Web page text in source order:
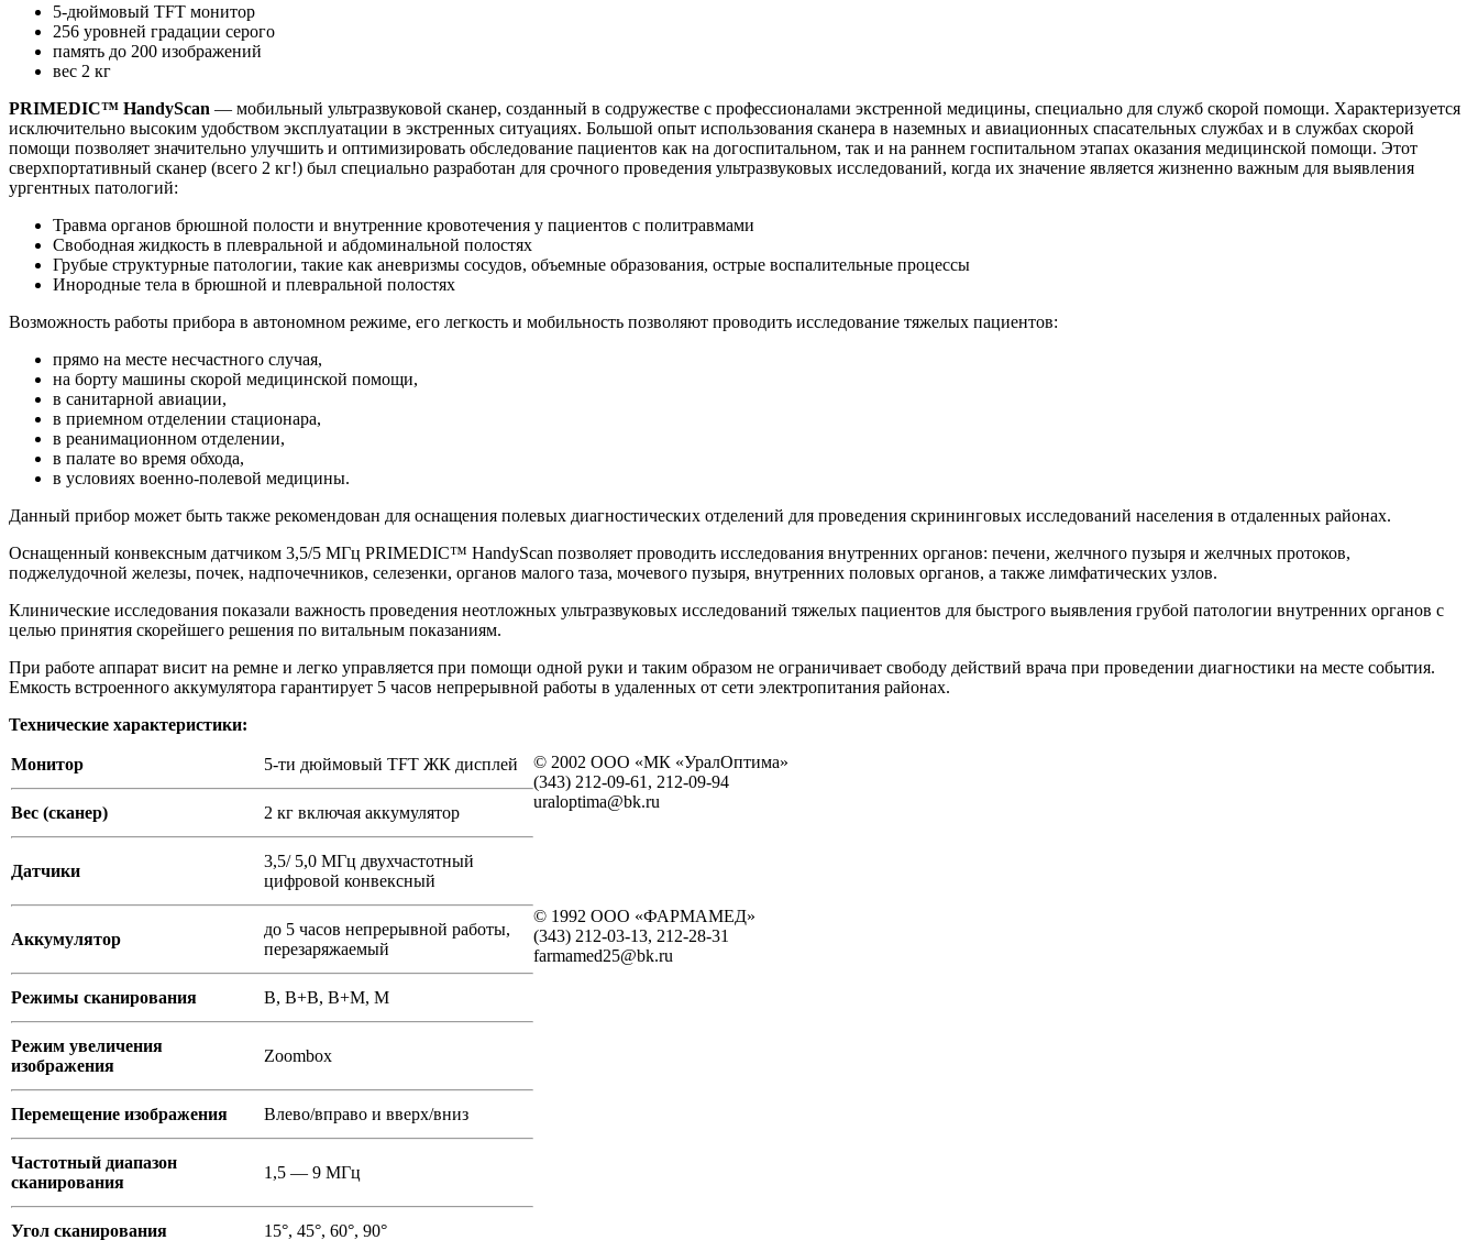
5-дюймовый ТFТ монитор
256 уровней градации серого
память до 200 изображений
вес 2 кг
PRIMEDIC™ HandyScan — мобильный ультразвуковой сканер, созданный в содружестве с профессионалами экстренной медицины, специально для служб скорой помощи. Характеризуется
исключительно высоким удобством эксплуатации в экстренных ситуациях. Большой опыт использования сканера в наземных и авиационных спасательных службах и в службах скорой
помощи позволяет значительно улучшить и оптимизировать обследование пациентов как на догоспитальном, так и на раннем госпитальном этапах оказания медицинской помощи. Этот
сверхпортативный сканер (всего 2 кг!) был специально разработан для срочного проведения ультразвуковых исследований, когда их значение является жизненно важным для выявления
ургентных патологий:
Травма органов брюшной полости и внутренние кровотечения у пациентов с политравмами
Свободная жидкость в плевральной и абдоминальной полостях
Грубые структурные патологии, такие как аневризмы сосудов, объемные образования, острые воспалительные процессы
Инородные тела в брюшной и плевральной полостях
Возможность работы прибора в автономном режиме, его легкость и мобильность позволяют проводить исследование тяжелых пациентов:
прямо на месте несчастного случая,
на борту машины скорой медицинской помощи,
в санитарной авиации,
в приемном отделении стационара,
в реанимационном отделении,
в палате во время обхода,
в условиях военно-полевой медицины.
Данный прибор может быть также рекомендован для оснащения полевых диагностических отделений для проведения скрининговых исследований населения в отдаленных районах.
Оснащенный конвексным датчиком 3,5/5 МГц PRIMEDIC™ HandyScan позволяет проводить исследования внутренних органов: печени, желчного пузыря и желчных протоков,
поджелудочной железы, почек, надпочечников, селезенки, органов малого таза, мочевого пузыря, внутренних половых органов, а также лимфатических узлов.
Клинические исследования показали важность проведения неотложных ультразвуковых исследований тяжелых пациентов для быстрого выявления грубой патологии внутренних органов с
целью принятия скорейшего решения по витальным показаниям.
При работе аппарат висит на ремне и легко управляется при помощи одной руки и таким образом не ограничивает свободу действий врача при проведении диагностики на месте события.
Емкость встроенного аккумулятора гарантирует 5 часов непрерывной работы в удаленных от сети электропитания районах.
Технические характеристики:
Монитор 5-ти дюймовый TFT ЖК дисплей
Вес (сканер) 2 кг включая аккумулятор
Датчики
3,5/ 5,0 МГц двухчастотный
цифровой конвексный
Аккумулятор
до 5 часов непрерывной работы,
перезаряжаемый
Режимы сканирования В, В+В, В+М, М
Режим увеличения
изображения
Zoombox
Перемещение изображения Влево/вправо и вверх/вниз
Частотный диапазон
сканирования
1,5 — 9 МГц
Угол сканирования 15°, 45°, 60°, 90°
© 2002 ООО «МК «УралОптима»
(343) 212-09-61, 212-09-94
uraloptima@bk.ru
© 1992 ООО «ФАРМАМЕД»
(343) 212-03-13, 212-28-31
farmamed25@bk.ru